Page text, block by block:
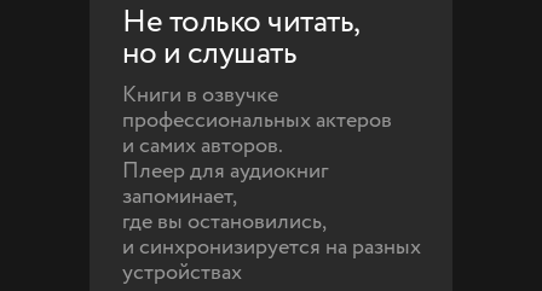
Не только читать,
но и слушать
Книги в озвучке
профессиональных актеров
и самих авторов.
Плеер для аудиокниг
запоминает,
где вы остановились,
и синхронизируется на разных
устройствах